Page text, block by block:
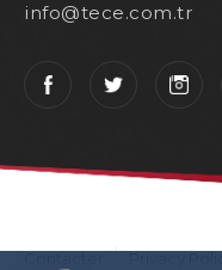
info@tece.com.tr